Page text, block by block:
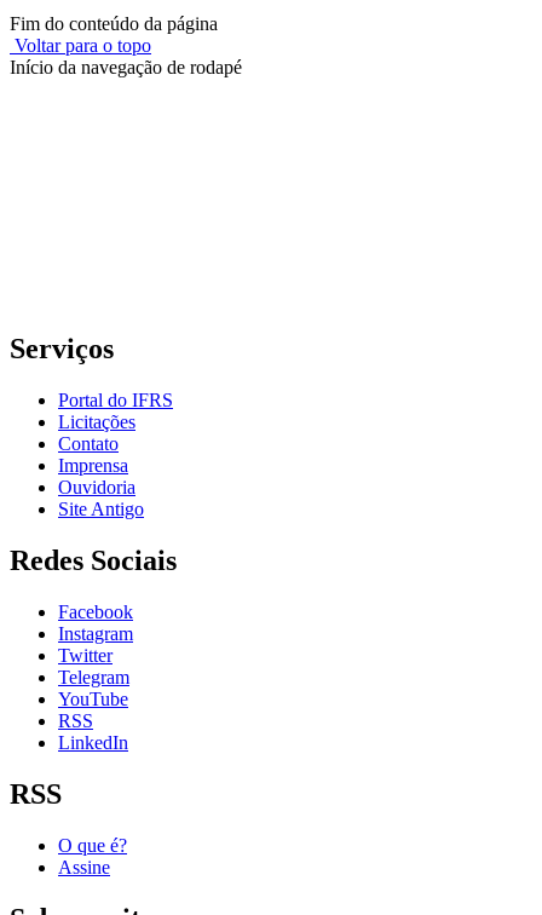
Fim do conteúdo da página
Voltar para o topo
Início da navegação de rodapé
Serviços
Portal do IFRS
Licitações
Contato
Imprensa
Ouvidoria
Site Antigo
Redes Sociais
Facebook
Instagram
Twitter
Telegram
YouTube
RSS
LinkedIn
RSS
O que é?
Assine